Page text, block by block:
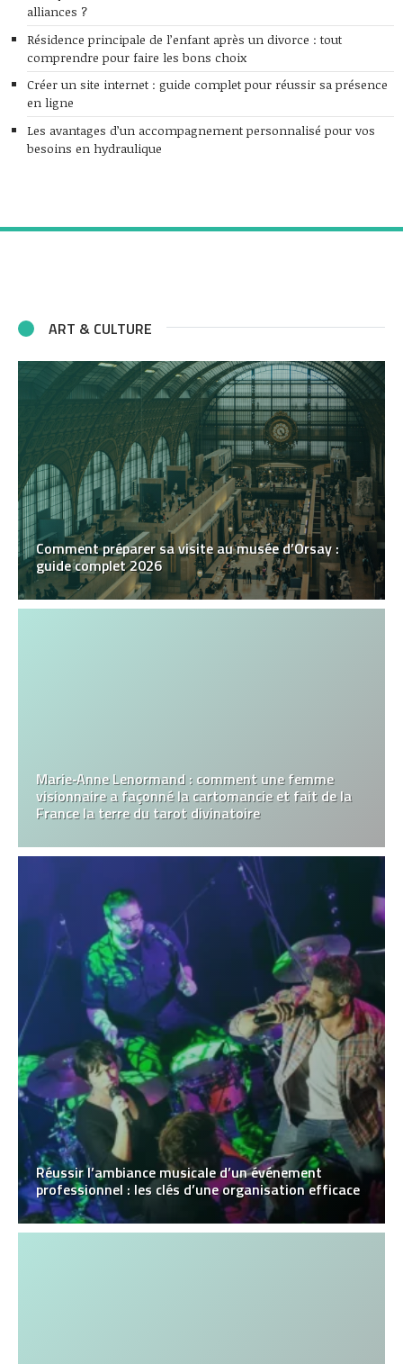
alliances ?
Résidence principale de l’enfant après un divorce : tout
comprendre pour faire les bons choix
Créer un site internet : guide complet pour réussir sa présence
en ligne
Les avantages d’un accompagnement personnalisé pour vos
besoins en hydraulique
ART & CULTURE
Comment préparer sa visite au musée d’Orsay :
guide complet 2026
Marie‑Anne Lenormand : comment une femme
visionnaire a façonné la cartomancie et fait de la
France la terre du tarot divinatoire
Réussir l’ambiance musicale d’un événement
professionnel : les clés d’une organisation efficace